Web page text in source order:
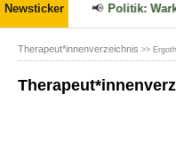
Newsticker
in Kraft! 📢 Politik:
Therapeut*innenverzeichnis >>